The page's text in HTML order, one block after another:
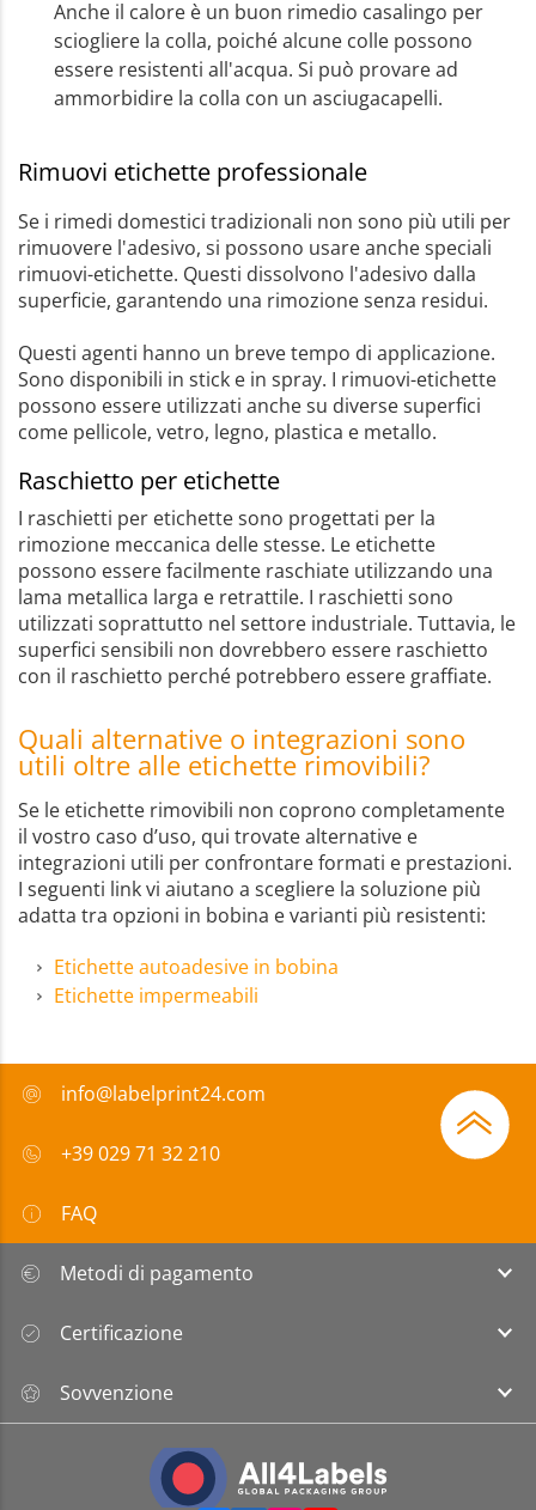
Anche il calore è un buon rimedio casalingo per
sciogliere la colla, poiché alcune colle possono
essere resistenti all'acqua. Si può provare ad
ammorbidire la colla con un asciugacapelli.
Rimuovi etichette professionale
Se i rimedi domestici tradizionali non sono più utili per
rimuovere l'adesivo, si possono usare anche speciali
rimuovi-etichette. Questi dissolvono l'adesivo dalla
superficie, garantendo una rimozione senza residui.
Questi agenti hanno un breve tempo di applicazione.
Sono disponibili in stick e in spray. I rimuovi-etichette
possono essere utilizzati anche su diverse superfici
come pellicole, vetro, legno, plastica e metallo.
Raschietto per etichette
I raschietti per etichette sono progettati per la
rimozione meccanica delle stesse. Le etichette
possono essere facilmente raschiate utilizzando una
lama metallica larga e retrattile. I raschietti sono
utilizzati soprattutto nel settore industriale. Tuttavia, le
superfici sensibili non dovrebbero essere raschietto
con il raschietto perché potrebbero essere graffiate.
Quali alternative o integrazioni sono
utili oltre alle etichette rimovibili?
Se le etichette rimovibili non coprono completamente
il vostro caso d’uso, qui trovate alternative e
integrazioni utili per confrontare formati e prestazioni.
I seguenti link vi aiutano a scegliere la soluzione più
adatta tra opzioni in bobina e varianti più resistenti:
Etichette autoadesive in bobina
Etichette impermeabili
info@labelprint24.com
+39 029 71 32 210
FAQ
Metodi di pagamento
Certificazione
Sovvenzione